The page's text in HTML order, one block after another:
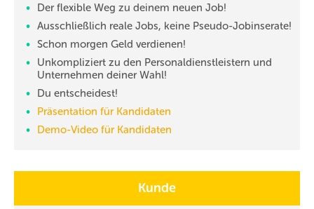
Der flexible Weg zu deinem neuen Job!
Ausschließlich reale Jobs, keine Pseudo-Jobinserate!
Schon morgen Geld verdienen!
Unkompliziert zu den Personaldienstleistern und
Unternehmen deiner Wahl!
Du entscheidest!
Präsentation für Kandidaten
Demo-Video für Kandidaten
Kunde